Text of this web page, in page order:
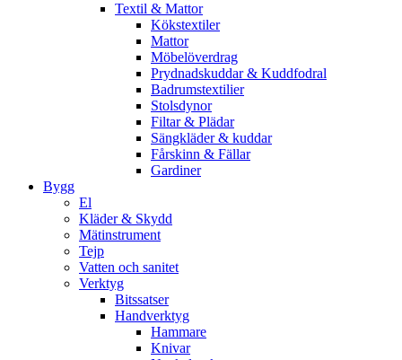
Textil & Mattor
Kökstextiler
Mattor
Möbelöverdrag
Prydnadskuddar & Kuddfodral
Badrumstextilier
Stolsdynor
Filtar & Plädar
Sängkläder & kuddar
Fårskinn & Fällar
Gardiner
Bygg
El
Kläder & Skydd
Mätinstrument
Tejp
Vatten och sanitet
Verktyg
Bitssatser
Handverktyg
Hammare
Knivar